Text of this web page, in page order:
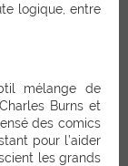
logique, entre
mélange de
Burns et
des comics
pour l’aider
les grands